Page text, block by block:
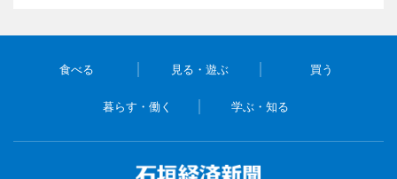
食べる 見る・遊ぶ 買う
暮らす・働く 学ぶ・知る